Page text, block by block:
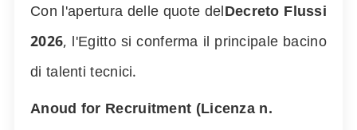
Con l'apertura delle quote delDecreto Flussi
2026, l'Egitto si conferma il principale bacino
di talenti tecnici.
Anoud for Recruitment (Licenza n.